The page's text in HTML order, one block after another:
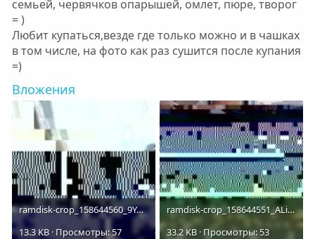
семьей, червячков опарышей, омлет, пюре, творог
= )
Любит купаться,везде где только можно и в чашках
в том числе, на фото как раз сушится после купания
=)
Вложения
ramdisk-crop_158644560_9Yoc.jpg
13.3 KB · Просмотры: 57
ramdisk-crop_158644551_ALi1.jpg
33.2 KB · Просмотры: 53